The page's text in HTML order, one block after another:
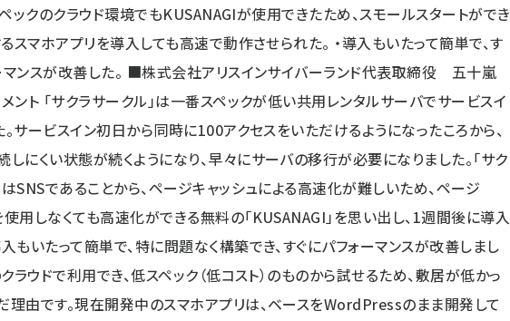
ペックのクラウド環境でもKUSANAGIが使用できたため、スモールスタートができ
るスマホアプリを導入しても高速で動作させられた。 ・導入もいたって簡単で、す
マンスが改善した。 ■株式会社アリスインサイバーランド代表取締役 五十嵐
ント 「サクラサークル」は一番スペックが低い共用レンタルサーバでサービスイ
。サービスイン初日から同時に100アクセスをいただけるようになったころから、
しにくい状態が続くようになり、早々にサーバの移行が必要になりました。「サク
はSNSであることから、ページキャッシュによる高速化が難しいため、ページ
使用しなくても高速化ができる無料の「KUSANAGI」を思い出し、1週間後に導入
入もいたって簡単で、特に問題なく構築でき、すぐにパフォーマンスが改善しまし
クラウドで利用でき、低スペック（低コスト）のものから試せるため、敷居が低かっ
理由です。現在開発中のスマホアプリは、ベースをWordPressのまま開発して